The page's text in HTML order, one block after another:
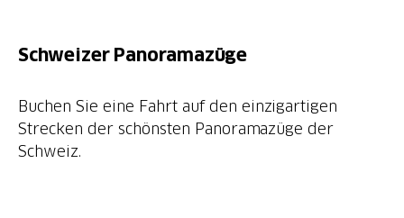
Schweizer Panoramazüge
Buchen Sie eine Fahrt auf den einzigartigen
Strecken der schönsten Panoramazüge der
Schweiz.